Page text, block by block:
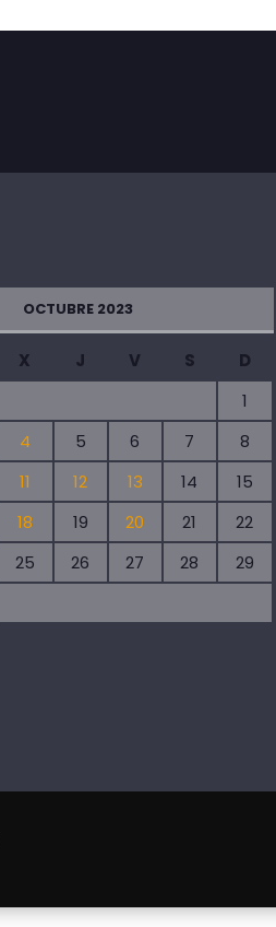
OCTUBRE 2023
X J V S
D
1
4 5 6 7
8
11 12 13 14
15
18 19 20 21
22
25 26 27 28
29